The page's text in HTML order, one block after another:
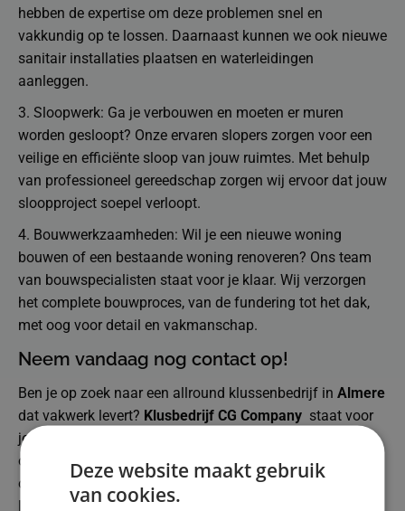
hebben de expertise om deze problemen snel en
vakkundig op te lossen. Daarnaast kunnen we ook nieuwe
sanitair installaties plaatsen en waterleidingen
aanleggen.
3. Sloopwerk: Ga je verbouwen en moeten er muren
worden gesloopt? Onze ervaren slopers zorgen voor een
veilige en efficiënte sloop van jouw ruimtes. Met behulp
van professioneel gereedschap zorgen wij ervoor dat jouw
sloopproject soepel verloopt.
4. Bouwwerkzaamheden: Wil je een nieuwe woning
bouwen of een bestaande woning renoveren? Ons team
van bouwspecialisten staat voor je klaar. Wij verzorgen
het complete bouwproces, van de fundering tot het dak,
met oog voor detail en vakmanschap.
Neem vandaag nog contact op!
Ben je op zoek naar een allround klussenbedrijf in Almere
dat vakwerk levert? Klusbedrijf CG Company staat voor
je klaar. Neem vandaag nog contact met ons op en
ontdek wat wij voor jou kunnen betekenen. Of het nu gaat
om kleine reparaties of grote renovatieprojecten, wij
leveren altijd uitstekende kwaliteit en service. Jouw
Deze website maakt gebruik
van cookies.